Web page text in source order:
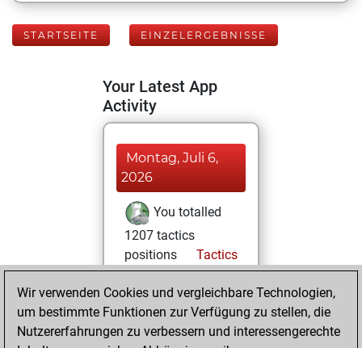
STARTSEITE EINZELERGEBNISSE
Your Latest App
Activity
Montag, Juli 6,
2026
You totalled
1207 tactics
positions
Tactics
tactics positions
You achieved
Wir verwenden Cookies und vergleichbare Technologien,
um bestimmte Funktionen zur Verfügung zu stellen, die
Nutzererfahrungen zu verbessern und interessengerechte